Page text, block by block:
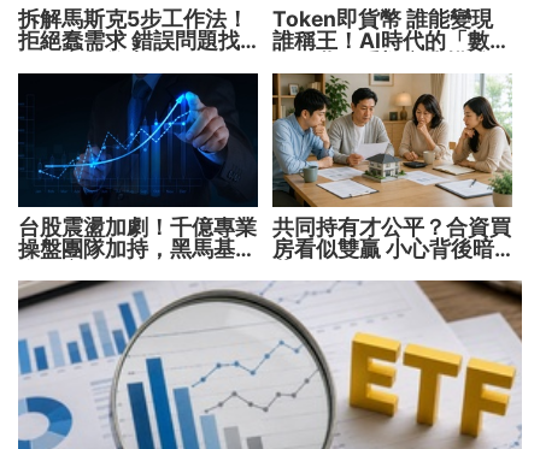
拆解馬斯克5步工作法！
拒絕蠢需求 錯誤問題找
Token即貨幣 誰能變現
誰稱王！AI時代的「數位
台股震盪加劇！千億專業
操盤團隊加持，黑馬基金
共同持有才公平？合資買
房看似雙贏 小心背後暗